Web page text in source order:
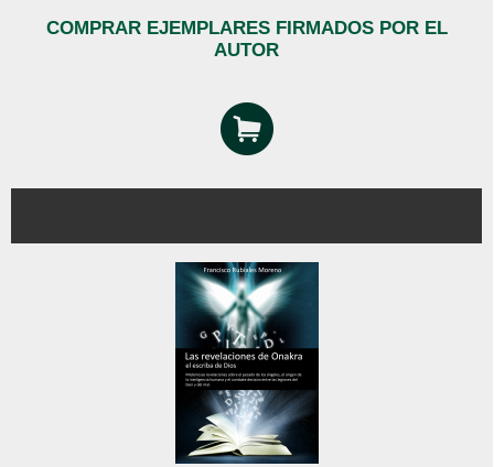
COMPRAR EJEMPLARES FIRMADOS POR EL
AUTOR